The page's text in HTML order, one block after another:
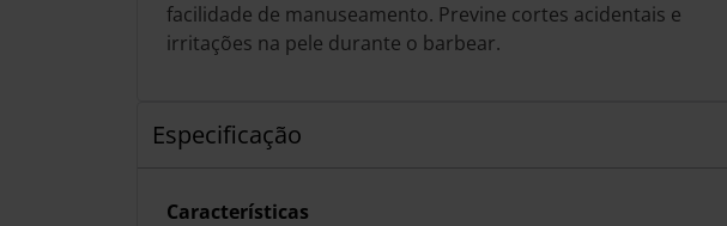
facilidade de manuseamento. Previne cortes acidentais e
irritações na pele durante o barbear.
Especificação
Características